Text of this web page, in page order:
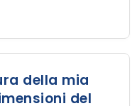
della mia
del